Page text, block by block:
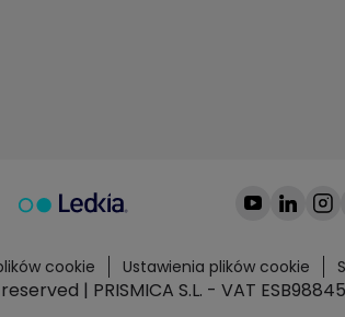
cookie Ustawienia plików cookie
| PRISMICA S.L. - VAT